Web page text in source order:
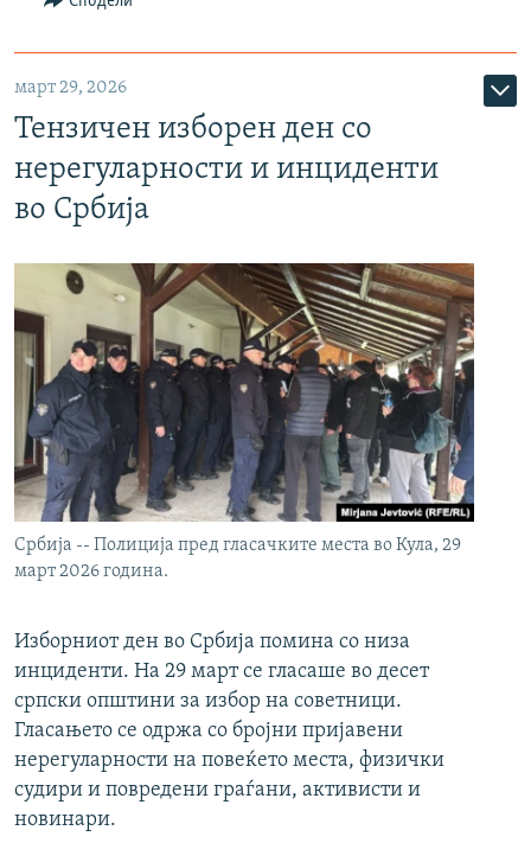
март 29, 2026
Тензичен изборен ден со
нерегуларности и инциденти
во Србија
Србија -- Полиција пред гласачките места во Кула, 29
март 2026 година.
Изборниот ден во Србија помина со низа
инциденти. На 29 март се гласаше во десет
српски општини за избор на советници.
Гласањето се одржа со бројни пријавени
нерегуларности на повеќето места, физички
судири и повредени граѓани, активисти и
новинари.